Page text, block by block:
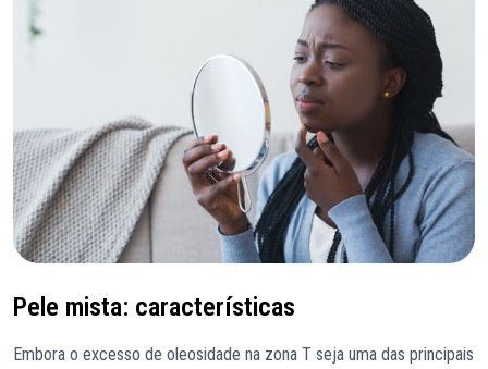
Pele mista: características
Embora o excesso de oleosidade na zona T seja uma das principais